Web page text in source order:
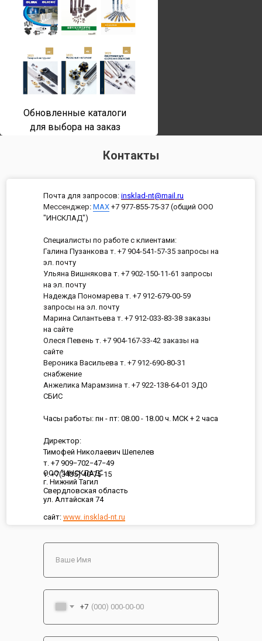
Обновленные каталоги
для выбора на заказ
Контакты
ООО "ИНСКЛАД"
г. Нижний Тагил
Свердловская область
ул. Алтайская 74
сайт: www. insklad-nt.ru
Почта для запросов: insklad-nt@mail.ru
Мессенджер: MAX +7 977-855-75-37 (общий ООО
"ИНСКЛАД")
Специалисты по работе с клиентами:
Галина Пузанкова т. +7 904-541-57-35 запросы на
эл. почту
Ульяна Вишнякова т. +7 902-150-11-61 запросы
на эл. почту
Надежда Пономарева т. +7 912-679-00-59
запросы на эл. почту
Марина Силантьева т. +7 912-033-83-38 заказы
на сайте
Олеся Певень т. +7 904-167-33-42 заказы на
сайте
Вероника Васильева т. +7 912-690-80-31
снабжение
Анжелика Марамзина т. +7 922-138-64-01 ЭДО
СБИС
Часы работы: пн - пт: 08.00 - 18.00 ч. МСК + 2 часа
Директор:
Тимофей Николаевич Шепелев
т. +7 909−702−47−49
т. +7(3435) 40-75-15
+7